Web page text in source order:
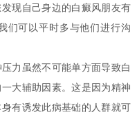
现自己身边的白癜风朋友有
们可以平时多与他们进行沟
力虽然不可能单方面导致白
大辅助因素。这是因为精神
有诱发此病基础的人群就可